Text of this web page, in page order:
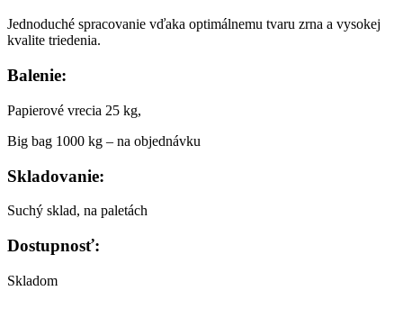
Jednoduché spracovanie vďaka optimálnemu tvaru zrna a vysokej
kvalite triedenia.
Balenie:
Papierové vrecia 25 kg,
Big bag 1000 kg – na objednávku
Skladovanie:
Suchý sklad, na paletách
Dostupnosť:
Skladom